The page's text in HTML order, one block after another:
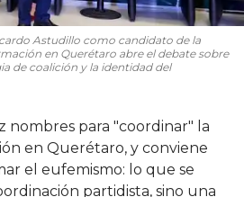
Astudillo como candidato de la
en Querétaro abre el debate sobre
de coalición y la identidad del
nombres para "coordinar" la
en Querétaro, y conviene
el eufemismo: lo que se
partidista, sino una